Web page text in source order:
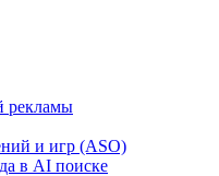
рекламы
и игр (ASO)
в AI поиске